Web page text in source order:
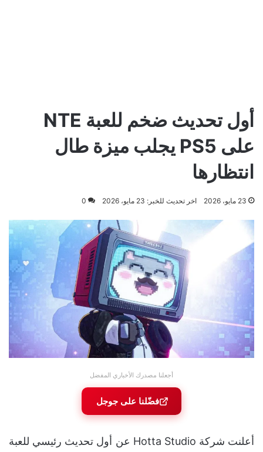
أول تحديث ضخم للعبة NTE
على PS5 يجلب ميزة طال
انتظارها
23 مايو، 2026 اخر تحديث للخبر: 23 مايو، 2026 0
أجعلنا مصدرك الأخباري المفضل
فضّلنا على جوجل
أعلنت شركة Hotta Studio عن أول تحديث رئيسي للعبة